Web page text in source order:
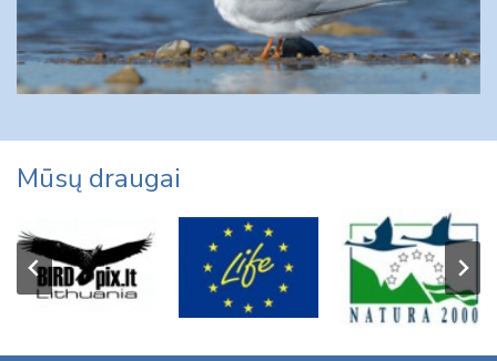
Mūsų draugai